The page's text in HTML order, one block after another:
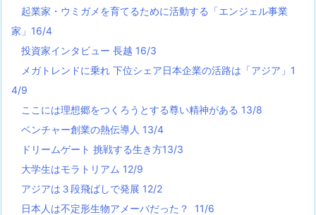
起業家・ウミガメを育てるために活動する「エンジェル事業
家」16/4
投資家インタビュー 長越 16/3
メガトレンドに乗れ 下位シェア日本企業の活路は「アジア」1
4/9
ここには理想郷をつくろうとする尊い精神がある 13/8
ベンチャー創業の熱伝導人 13/4
ドリームゲート 挑戦する生き方13/3
大学生はモラトリアム 12/9
アジアは３段飛ばしで発展 12/2
日本人は不定形生物アメーバだった？ 11/6